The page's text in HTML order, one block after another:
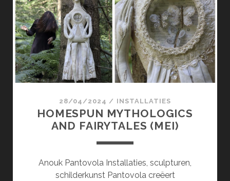
28/04/2024 / INSTALLATIES
HOMESPUN MYTHOLOGICS
AND FAIRYTALES (MEI)
Anouk Pantovola Installaties, sculpturen,
schilderkunst Pantovola creëert